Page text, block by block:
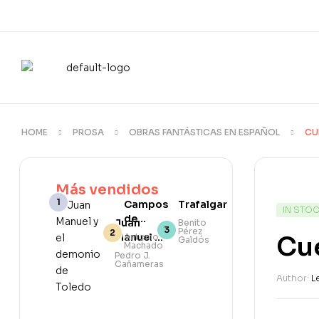
HOME PROSA OBRAS FANTÁSTICAS EN ESPAÑOL
IN
Author:
Más vendidos
Juan
Manuel y
el
demonio
Pedro J.
Cañameras
Campos
de
Castilla
Antonio
Machado
Trafalgar
Benito
Pérez
Galdós